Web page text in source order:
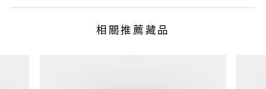
相關推薦藏品